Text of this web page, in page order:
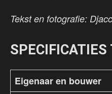
Tekst en fotografie:
Eigenaar en bouwer